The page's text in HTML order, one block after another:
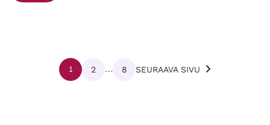
1 2 … 8 SEURAAVA SIVU